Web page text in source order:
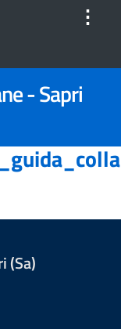
⋮
- Sapri
(Sa)